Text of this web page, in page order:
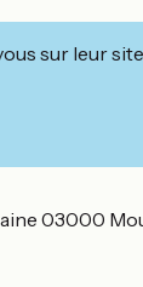
sur leur
03000